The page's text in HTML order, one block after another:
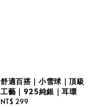
舒適百搭｜小雪球｜頂級
工藝｜925純銀｜耳環
Regular
NT$ 299